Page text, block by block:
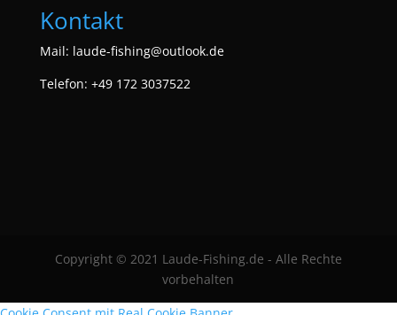
Kontakt
Mail: laude-fishing@outlook.de
Telefon: +49 172 3037522
Copyright © 2021 Laude-Fishing.de - Alle Rechte
vorbehalten